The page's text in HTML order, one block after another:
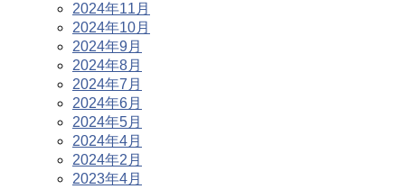
2024年11月
2024年10月
2024年9月
2024年8月
2024年7月
2024年6月
2024年5月
2024年4月
2024年2月
2023年4月